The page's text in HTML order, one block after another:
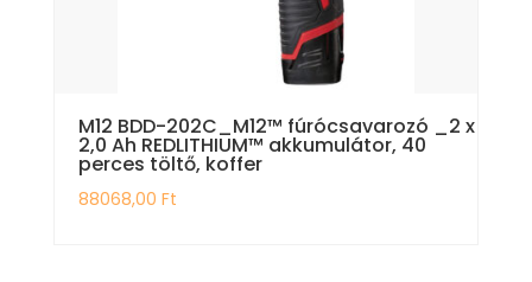
M12 BDD-202C_M12™ fúrócsavarozó _2 x
2,0 Ah REDLITHIUM™ akkumulátor, 40
perces töltő, koffer
88068,00 Ft